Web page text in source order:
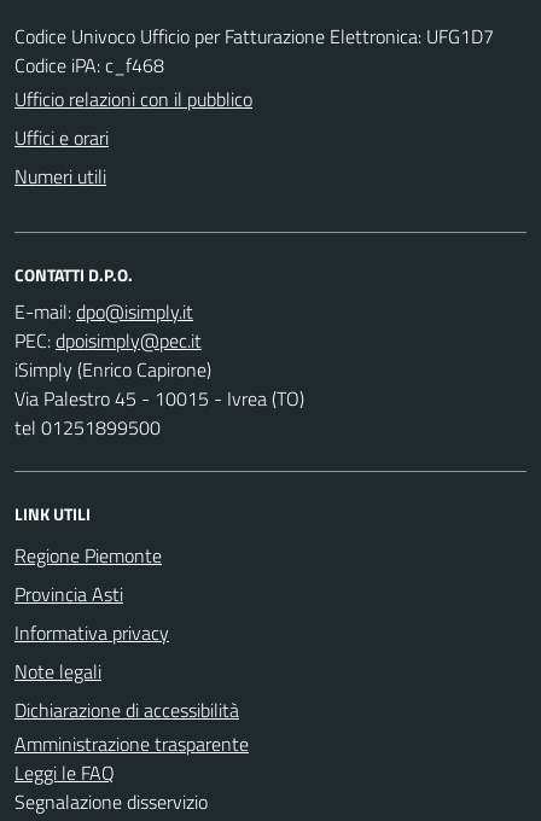
Codice Univoco Ufficio per Fatturazione Elettronica: UFG1D7
Codice iPA: c_f468
Ufficio relazioni con il pubblico
Uffici e orari
Numeri utili
CONTATTI D.P.O.
E-mail:
PEC:
iSimply (Enrico Capirone)
Via Palestro 45 - 10015 - Ivrea (TO)
tel 01251899500
LINK UTILI
Regione Piemonte
Provincia Asti
Informativa privacy
Note legali
Dichiarazione di accessibilità
Amministrazione trasparente
Leggi le FAQ
Segnalazione disservizio